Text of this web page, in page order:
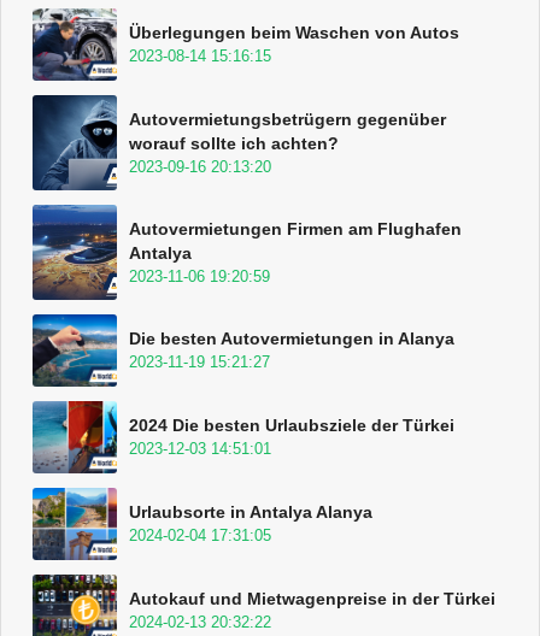
Überlegungen beim Waschen von Autos
2023-08-14 15:16:15
Autovermietungsbetrügern gegenüber
worauf sollte ich achten?
2023-09-16 20:13:20
Autovermietungen Firmen am Flughafen
Antalya
2023-11-06 19:20:59
Die besten Autovermietungen in Alanya
2023-11-19 15:21:27
2024 Die besten Urlaubsziele der Türkei
2023-12-03 14:51:01
Urlaubsorte in Antalya Alanya
2024-02-04 17:31:05
Autokauf und Mietwagenpreise in der Türkei
2024-02-13 20:32:22